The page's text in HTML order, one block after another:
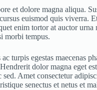
et dolore magna aliqua.
euismod quis viverra.
enim tortor at auctor
morbi tempus.
turpis egestas
dolor magna eget
Amet consectetur
senectus et netus et